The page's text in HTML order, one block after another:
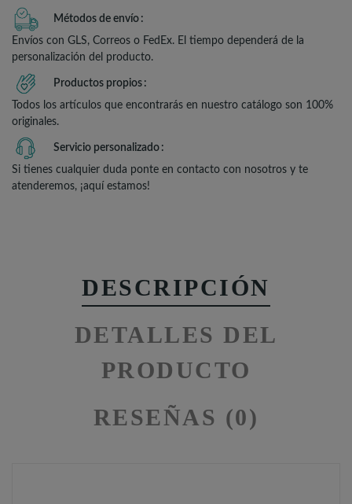
Métodos de envío
Envíos con GLS, Correos o FedEx. El tiempo dependerá de la
personalización del producto.
Productos propios
Todos los artículos que encontrarás en nuestro catálogo son 100%
originales.
Servicio personalizado
Si tienes cualquier duda ponte en contacto con nosotros y te
atenderemos, ¡aquí estamos!
DESCRIPCIÓN
DETALLES DEL
PRODUCTO
RESEÑAS (0)